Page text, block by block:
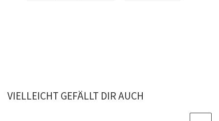
VIELLEICHT GEFÄLLT DIR AUCH